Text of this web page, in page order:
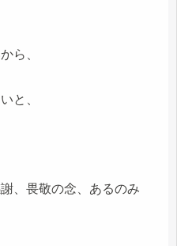
ら、
と、
、畏敬の念、あるのみ